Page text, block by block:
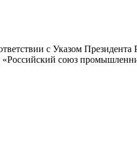
с Указом Президента
«Российский союз